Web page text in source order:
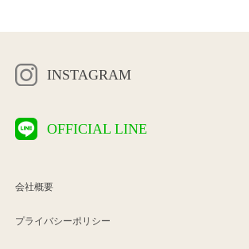
INSTAGRAM
OFFICIAL LINE
会社概要
プライバシーポリシー